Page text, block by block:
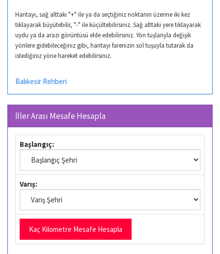
Haritayı, sağ alttaki "+" ile ya da seçtiğiniz noktanın üzerine iki kez
tıklayarak büyütebilir, "-" ile küçültebilirsiniz. Sağ alttaki yere tıklayarak
uydu ya da arazi görüntüsü elde edebilirsiniz. Yön tuşlarıyla değişik
yönlere gidebileceğiniz gibi, haritayı farenizin sol tuşuyla tutarak da
istediğiniz yöne hareket edebilirsiniz.
Balıkesir Rehberi
İller Arası Mesafe Hesapla
Başlangıç:
Varış: